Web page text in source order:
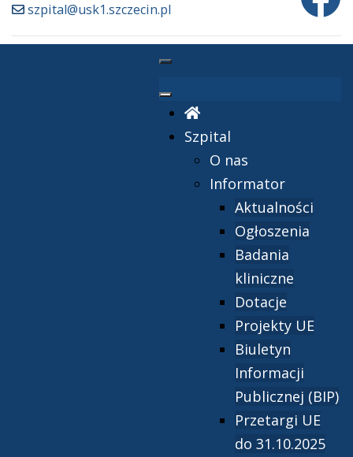
szpital@usk1.szczecin.pl
Szpital
O nas
Informator
Aktualności
Ogłoszenia
Badania
kliniczne
Dotacje
Projekty UE
Biuletyn
Informacji
Publicznej (BIP)
Przetargi UE
do 31.10.2025